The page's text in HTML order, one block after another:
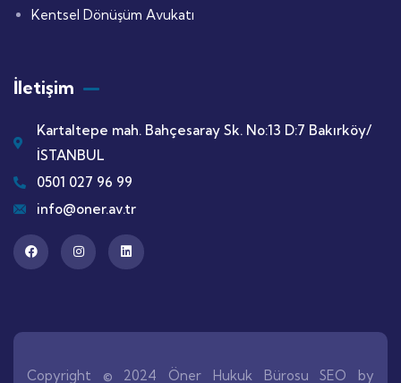
Kentsel Dönüşüm Avukatı
İletişim
Kartaltepe mah. Bahçesaray Sk. No:13 D:7 Bakırköy/
İSTANBUL
0501 027 96 99
info@oner.av.tr
Copyright © 2024 Öner Hukuk Bürosu SEO by